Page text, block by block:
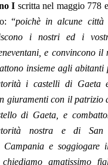
I scritta nel maggio 778
“poichè in alcune città
i nostri ed i
e convincono il
insieme agli abitanti
i castelli di Gaeta
giuramenti con il patrizio
di Gaeta, e
nostra e di San
Campania e soggiogare
amatissimo